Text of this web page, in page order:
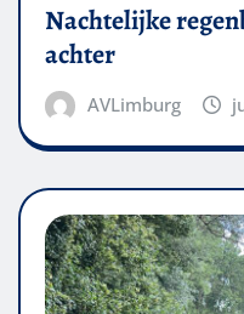
Nachtelijke
achter
AVLimburg